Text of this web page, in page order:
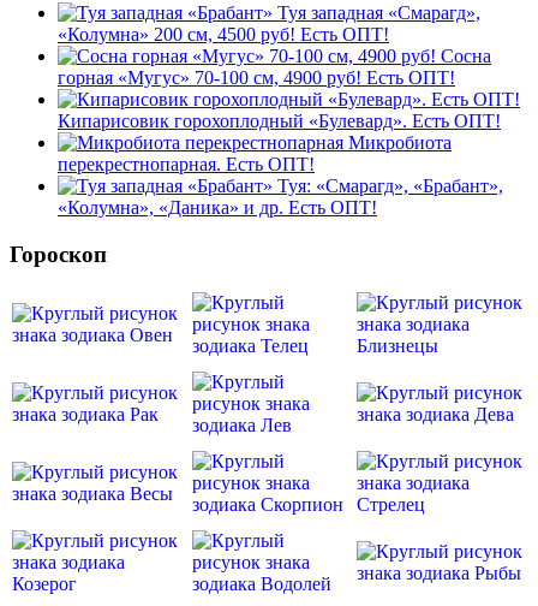
Туя западная «Смарагд»,
«Колумна» 200 см, 4500 руб! Есть ОПТ!
Сосна
горная «Мугус» 70-100 см, 4900 руб! Есть ОПТ!
Кипарисовик горохоплодный «Булевард». Есть ОПТ!
Микробиота
перекрестнопарная. Есть ОПТ!
Туя: «Смарагд», «Брабант»,
«Колумна», «Даника» и др. Есть ОПТ!
Гороскоп